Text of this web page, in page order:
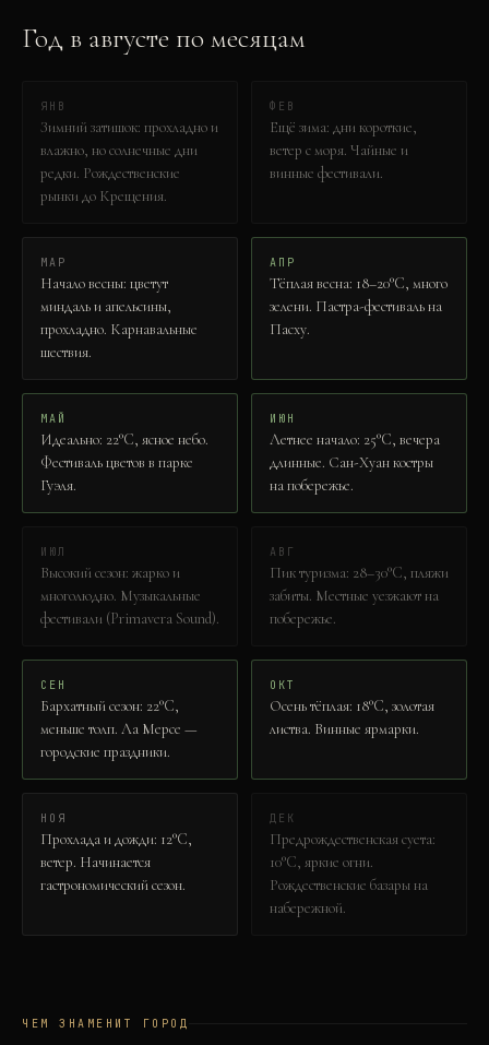
Год в августе по месяцам
ЯНВ
Зимний затишок: прохладно и
влажно, но солнечные дни
редки. Рождественские
рынки до Крещения.
ФЕВ
Ещё зима: дни короткие,
ветер с моря. Чайные и
винные фестивали.
МАР
Начало весны: цветут
миндаль и апельсины,
прохладно. Карнавальные
шествия.
АПР
Тёплая весна: 18–20°C, много
зелени. Пастра-фестиваль на
Пасху.
МАЙ
Идеально: 22°C, ясное небо.
Фестиваль цветов в парке
Гуэля.
ИЮН
Летнее начало: 25°C, вечера
длинные. Сан-Хуан костры
на побережье.
ИЮЛ
Высокий сезон: жарко и
многолюдно. Музыкальные
фестивали (Primavera Sound).
АВГ
Пик туризма: 28–30°C, пляжи
забиты. Местные уезжают на
побережье.
СЕН
Бархатный сезон: 22°C,
меньше толп. Ла Мерсе —
городские праздники.
ОКТ
Осень тёплая: 18°C, золотая
листва. Винные ярмарки.
НОЯ
Прохлада и дожди: 12°C,
ветер. Начинается
гастрономический сезон.
ДЕК
Предрождественская суета:
10°C, яркие огни.
Рождественские базары на
набережной.
ЧЕМ ЗНАМЕНИТ ГОРОД